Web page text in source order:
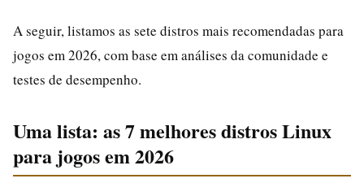
A seguir, listamos as sete distros mais recomendadas para
jogos em 2026, com base em análises da comunidade e
testes de desempenho.
Uma lista: as 7 melhores distros Linux
para jogos em 2026